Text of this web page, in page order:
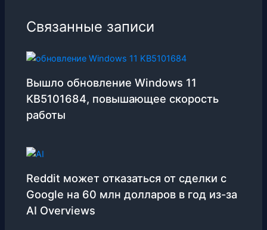
Связанные записи
Вышло обновление Windows 11
KB5101684, повышающее скорость
работы
Reddit может отказаться от сделки с
Google на 60 млн долларов в год из-за
AI Overviews